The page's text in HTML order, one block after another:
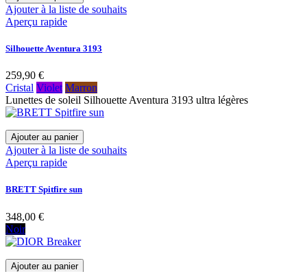
Ajouter à la liste de souhaits
Aperçu rapide
Silhouette Aventura 3193
259,90 €
Cristal Violet Marron
Lunettes de soleil Silhouette Aventura 3193 ultra légères
Ajouter au panier
Ajouter à la liste de souhaits
Aperçu rapide
BRETT Spitfire sun
348,00 €
Noir
Ajouter au panier